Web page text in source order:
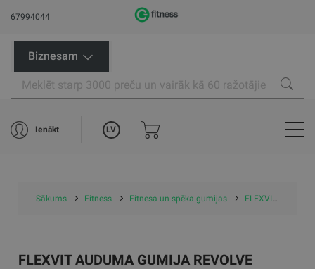
67994044
Biznesam
Ienākt LV
Sākums Fitness Fitnesa un spēka gumijas FLEXVIT treniņu gumijas
FLEXVIT AUDUMA GUMIJA REVOLVE